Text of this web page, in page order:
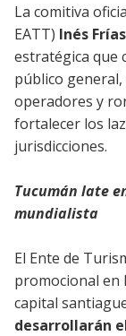
La comitiva
EATT) Inés
estratégica que
público
operadores y
fortalecer los
jurisdicciones.
Tucumán late
mundialista
El Ente de
promocional en
capital
desarrollarán